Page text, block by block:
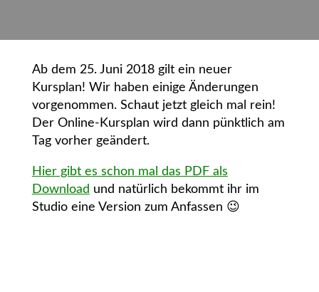
Ab dem 25. Juni 2018 gilt ein neuer
Kursplan! Wir haben einige Änderungen
vorgenommen. Schaut jetzt gleich mal rein!
Der Online-Kursplan wird dann pünktlich am
Tag vorher geändert.
Hier gibt es schon mal das PDF als
Download und natürlich bekommt ihr im
Studio eine Version zum Anfassen 😉